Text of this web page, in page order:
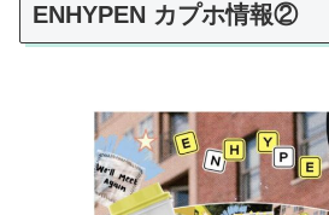
ENHYPEN カプホ情報②